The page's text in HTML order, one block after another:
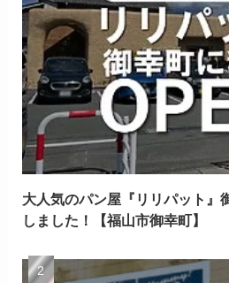
大人気のパン屋『リリパット』
しました！【福山市御幸町】